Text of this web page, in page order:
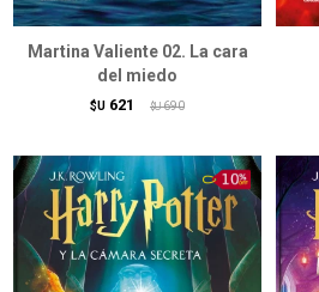
Martina Valiente 02. La cara
del miedo
$U 621 $U 690